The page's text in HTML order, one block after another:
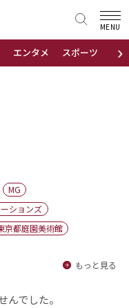
›
エンタメ スポーツ 地域
MENU
MG
ションズ
京都庭園美術館
もっと見る
でした。